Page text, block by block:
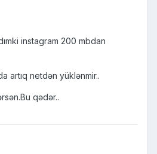
instagram 200 mbdan
artıq netdən yüklənmir..
qədər..